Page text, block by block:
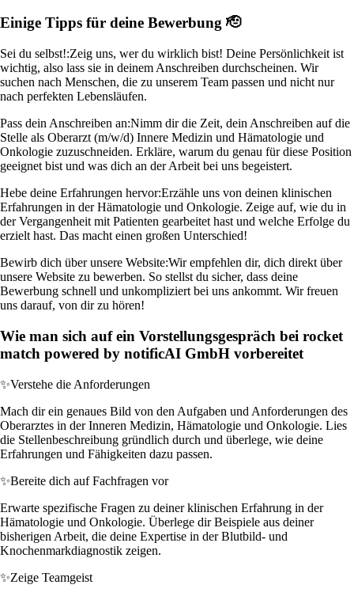
Einige Tipps für deine Bewerbung 🫡
Sei du selbst!:Zeig uns, wer du wirklich bist! Deine Persönlichkeit ist
wichtig, also lass sie in deinem Anschreiben durchscheinen. Wir
suchen nach Menschen, die zu unserem Team passen und nicht nur
nach perfekten Lebensläufen.
Pass dein Anschreiben an:Nimm dir die Zeit, dein Anschreiben auf die
Stelle als Oberarzt (m/w/d) Innere Medizin und Hämatologie und
Onkologie zuzuschneiden. Erkläre, warum du genau für diese Position
geeignet bist und was dich an der Arbeit bei uns begeistert.
Hebe deine Erfahrungen hervor:Erzähle uns von deinen klinischen
Erfahrungen in der Hämatologie und Onkologie. Zeige auf, wie du in
der Vergangenheit mit Patienten gearbeitet hast und welche Erfolge du
erzielt hast. Das macht einen großen Unterschied!
Bewirb dich über unsere Website:Wir empfehlen dir, dich direkt über
unsere Website zu bewerben. So stellst du sicher, dass deine
Bewerbung schnell und unkompliziert bei uns ankommt. Wir freuen
uns darauf, von dir zu hören!
Wie man sich auf ein Vorstellungsgespräch bei rocket
match powered by notificAI GmbH vorbereitet
✨Verstehe die Anforderungen
Mach dir ein genaues Bild von den Aufgaben und Anforderungen des
Oberarztes in der Inneren Medizin, Hämatologie und Onkologie. Lies
die Stellenbeschreibung gründlich durch und überlege, wie deine
Erfahrungen und Fähigkeiten dazu passen.
✨Bereite dich auf Fachfragen vor
Erwarte spezifische Fragen zu deiner klinischen Erfahrung in der
Hämatologie und Onkologie. Überlege dir Beispiele aus deiner
bisherigen Arbeit, die deine Expertise in der Blutbild- und
Knochenmarkdiagnostik zeigen.
✨Zeige Teamgeist